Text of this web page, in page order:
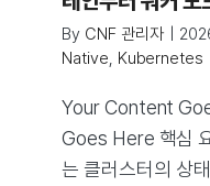
By CNF 관리자
Native, Kubernetes
Your Content
Goes Here 핵심
는 클러스터의 상